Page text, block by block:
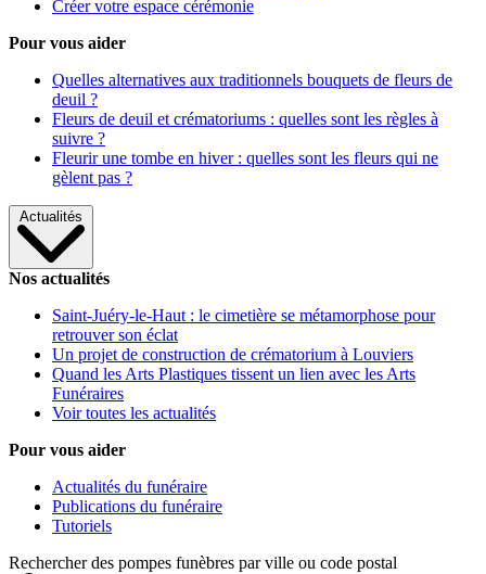
Créer votre espace cérémonie
Pour vous aider
Quelles alternatives aux traditionnels bouquets de fleurs de
deuil ?
Fleurs de deuil et crématoriums : quelles sont les règles à
suivre ?
Fleurir une tombe en hiver : quelles sont les fleurs qui ne
gèlent pas ?
Actualités
Nos actualités
Saint-Juéry-le-Haut : le cimetière se métamorphose pour
retrouver son éclat
Un projet de construction de crématorium à Louviers
Quand les Arts Plastiques tissent un lien avec les Arts
Funéraires
Voir toutes les actualités
Pour vous aider
Actualités du funéraire
Publications du funéraire
Tutoriels
Rechercher des pompes funèbres par ville ou code postal